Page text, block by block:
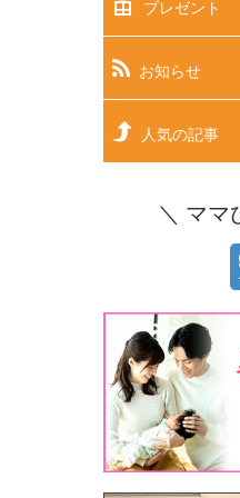
生後2ヶ月
生後4ヶ月
生後6ヶ月
3才
5才
プレゼント
お知らせ
人気の記事
＼ ママ